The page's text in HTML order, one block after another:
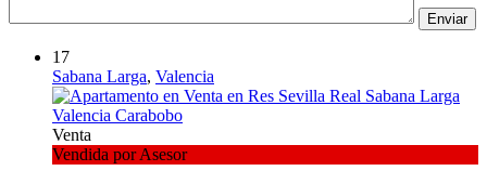
17
Sabana Larga, Valencia
Venta
Vendida por Asesor